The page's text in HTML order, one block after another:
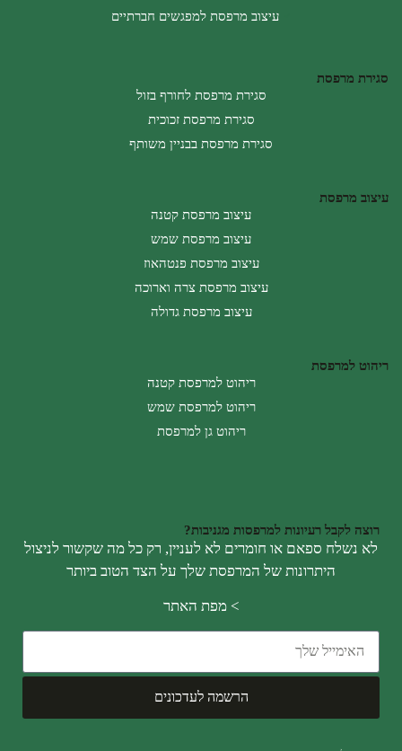
סגירת מרפסת
סגירת מרפסת לחורף בזול
סגירת מרפסת זכוכית
סגירת מרפסת בבניין משותף
עיצוב מרפסת
עיצוב מרפסת קטנה
עיצוב מרפסת שמש
עיצוב מרפסת פנטהאוז
עיצוב מרפסת צרה וארוכה
עיצוב מרפסת גדולה
ריהוט למרפסת
ריהוט למרפסת קטנה
ריהוט למרפסת שמש
ריהוט גן למרפסת
רוצה לקבל רעיונות למרפסות מגניבות?
לא נשלח ספאם או חומרים לא לעניין, רק כל מה שקשור לניצול
היתרונות של המרפסת שלך על הצד הטוב ביותר
>מפת האתר
הרשמה לעדכונים
עיצוב מרפסת למפגשים חברתיים